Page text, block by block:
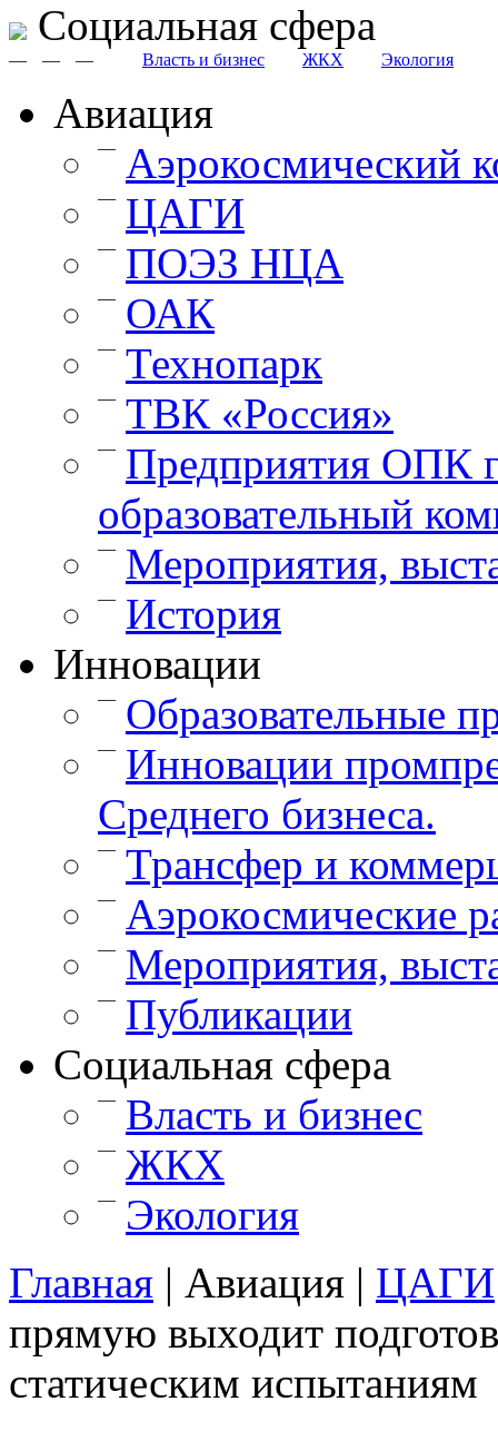
Cоциальная сфера
— Власть и бизнес
— ЖКХ
— Экология
Авиация
— Аэрокосмический
— ЦАГИ
— ПОЭЗ НЦА
— ОАК
— Технопарк
— ТВК «Россия»
— Предприятия ОПК
образовательный
— Мероприятия,
— История
Инновации
— Образовательные
— Инновации
Среднего бизнеса.
— Трансфер и
— Аэрокосмические
— Мероприятия,
— Публикации
Cоциальная сфера
— Власть и бизнес
— ЖКХ
—
Экология
Главная | Авиация | ЦАГИ
прямую выходит
статическим испытаниям